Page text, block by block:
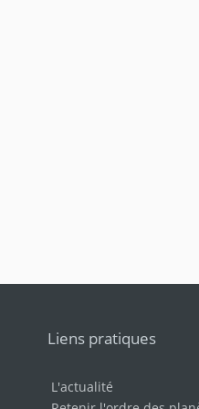
Liens pratiques
L'actualité